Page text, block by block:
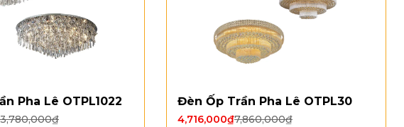
Pha Lê OTPL1022
₫
Đèn Ốp Trần Pha Lê OTPL30
7,860,000₫
4,716,000₫